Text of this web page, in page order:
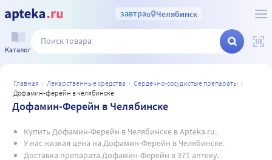
завтрав Челябинск
Каталог
главная лекарственные средства
сердечно-сосудистые препараты
дофамин-ферейн в челябинске
Дофамин-Ферейн в Челябинске
Купить Дофамин-Ферейн в Челябинске в Apteka.ru.
У нас низкая цена на Дофамин-Ферейн в Челябинске.
Доставка препарата Дофамин-Ферейн в 371 аптеку.